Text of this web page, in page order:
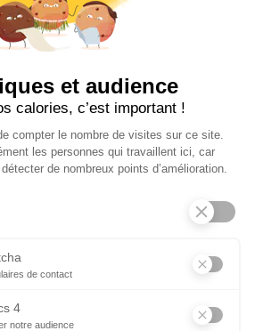
NOUS
littoral.fr
Mentions légales